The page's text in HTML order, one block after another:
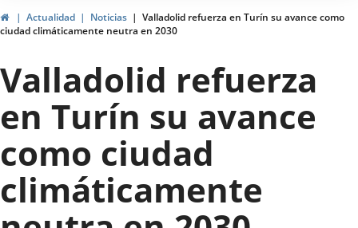
Ayuntamiento
de
Valladolid
InicioActualidad Noticias
Valladolid refuerza en Turín su avance como
ciudad climáticamente neutra en 2030
Valladolid refuerza
en Turín su avance
como ciudad
climáticamente